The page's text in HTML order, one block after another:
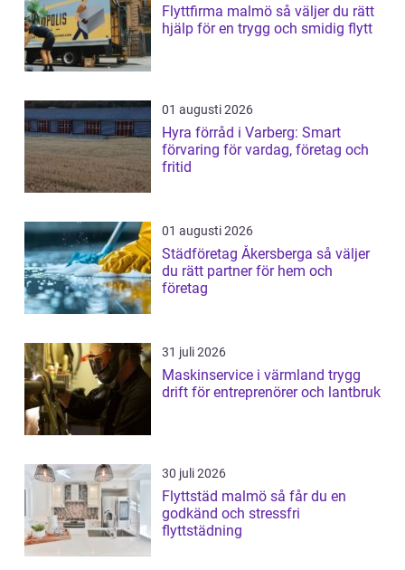
Flyttfirma malmö så väljer du rätt
hjälp för en trygg och smidig flytt
01 augusti 2026
Hyra förråd i Varberg: Smart
förvaring för vardag, företag och
fritid
01 augusti 2026
Städföretag Åkersberga så väljer
du rätt partner för hem och
företag
31 juli 2026
Maskinservice i värmland trygg
drift för entreprenörer och lantbruk
30 juli 2026
Flyttstäd malmö så får du en
godkänd och stressfri
flyttstädning